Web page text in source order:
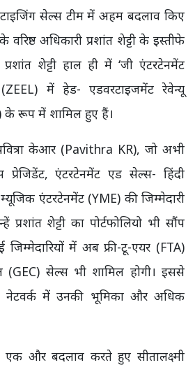
सेल्स टीम में अहम बदलाव किए
अधिकारी प्रशांत शेट्टी के इस्तीफे
शेट्टी हाल ही में ‘जी एंटरटेनमेंट
(ZEEL) में हेड- एडवरटाइजमेंट रेवेन्यू
के रूप में शामिल हुए हैं।
केआर (Pavithra KR), जो अभी
प्रेजिडेंट, एंटरटेनमेंट एड सेल्स- हिंदी
एंटरटेनमेंट (YME) की जिम्मेदारी
शेट्टी का पोर्टफोलियो भी सौंप
जिम्मेदारियों में अब फ्री-टू-एयर (FTA)
सेल्स भी शामिल होगी। इससे
नेटवर्क में उनकी भूमिका और अधिक
और बदलाव करते हुए सीतालक्ष्मी